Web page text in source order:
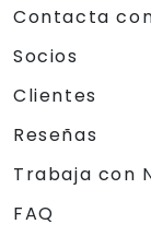
Contacta
Socios
Clientes
Reseñas
Trabaja con
FAQ